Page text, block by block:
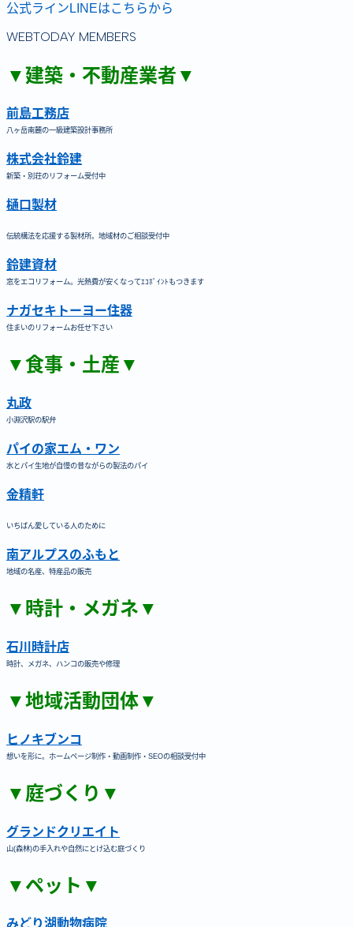
公式ラインLINEはこちらから
WEBTODAY MEMBERS
▼建築・不動産業者▼
前島工務店
八ヶ岳南麓の一級建築設計事務所
株式会社鈴建
新築・別荘のリフォーム受付中
樋口製材
伝統構法を応援する製材所。地域材のご相談受付中
鈴建資材
窓をエコリフォーム。光熱費が安くなってｴｺﾎﾟｲﾝﾄもつきます
ナガセキトーヨー住器
住まいのリフォームお任せ下さい
▼食事・土産▼
丸政
小淵沢駅の駅弁
パイの家エム・ワン
水とパイ生地が自慢の昔ながらの製法のパイ
金精軒
いちばん愛している人のために
南アルプスのふもと
地域の名産、特産品の販売
▼時計・メガネ▼
石川時計店
時計、メガネ、ハンコの販売や修理
▼地域活動団体▼
ヒノキブンコ
想いを形に。ホームページ制作・動画制作・SEOの相談受付中
▼庭づくり▼
グランドクリエイト
山(森林)の手入れや自然にとけ込む庭づくり
▼ペット▼
みどり湖動物病院